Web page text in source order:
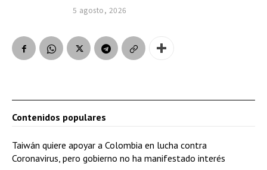
5 agosto, 2026
Contenidos populares
Taiwán quiere apoyar a Colombia en lucha contra
Coronavirus, pero gobierno no ha manifestado interés